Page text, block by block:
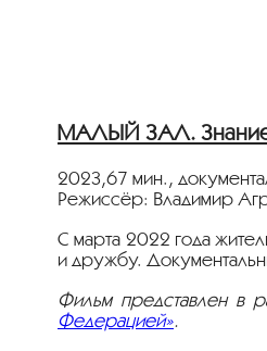
МАЛЫЙ ЗАЛ.
2023,67 мин.,
Режиссёр: Владимир
С марта 2022 года
и дружбу.
Фильм представлен в
Федерацией».